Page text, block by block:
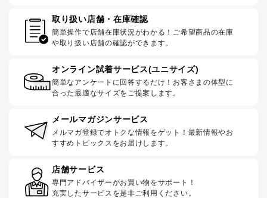
取り扱い店舗・在庫確認
簡単操作で店舗在庫状況がわかる！ご希望商品の在庫
や取り扱い店舗の確認ができます。
オンライン試着サービス(ユニサイズ)
簡単なアンケートに回答するだけ！お客さまの体型に
合った最適なサイズをご提案します。
メールマガジンサービス
メルマガ登録でオトクな情報をゲット！最新情報やお
すすめトピックスをお届けします。
店舗サービス
専門アドバイザーがお買い物をサポート！
充実したサービスを是非ご利用ください。